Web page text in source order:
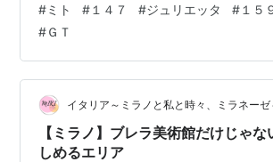
したので列挙していきます。やはりメー
トバーンを走ることもあるせいか0-
データが出てきますね。 アルファロメオ
105PS： 10.7秒 ミト 1.4ターボ 155PS
ターボ 170PS： 7.…
#ミト # １４７ #ジュリエッタ # １５
#ＧＴ
イタリア～ミラノと私と時々、ミラネーゼ
【ミラノ】ブレラ美術館だけじゃ
しめるエリア